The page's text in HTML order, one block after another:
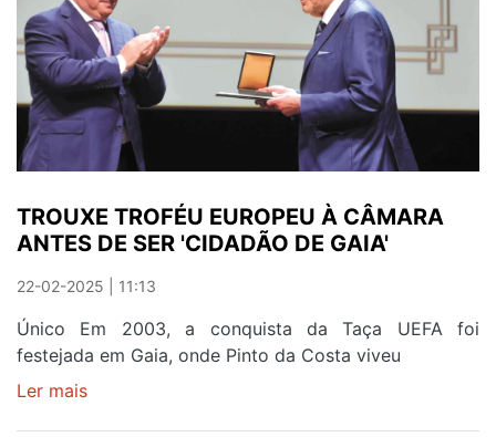
VÁRIOS
DESENVOLVIMENTOS
EM
GAIA
TROUXE TROFÉU EUROPEU À CÂMARA
ANTES DE SER 'CIDADÃO DE GAIA'
22-02-2025 | 11:13
Único Em 2003, a conquista da Taça UEFA foi
festejada em Gaia, onde Pinto da Costa viveu
Ler mais